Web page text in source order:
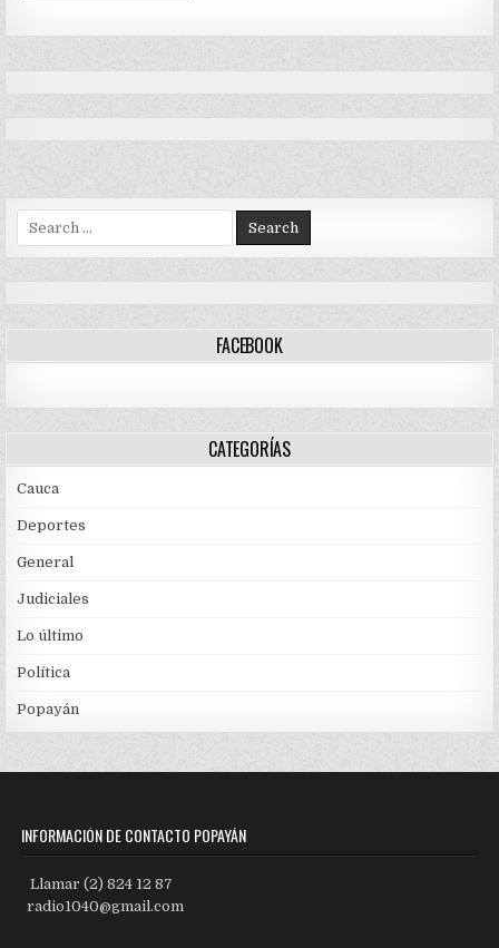
Search
for:
FACEBOOK
CATEGORÍAS
Cauca
Deportes
General
Judiciales
Lo último
Política
Popayán
INFORMACIÓN DE CONTACTO POPAYÁN
Llamar (2) 824 12 87
radio1040@gmail.com